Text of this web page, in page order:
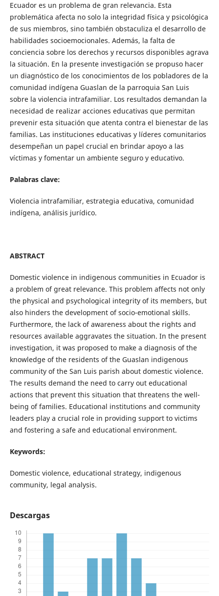
Ecuador es un problema de gran relevancia. Esta
problemática afecta no solo la integridad física y psicológica
de sus miembros, sino también obstaculiza el desarrollo de
habilidades socioemocionales. Además, la falta de
conciencia sobre los derechos y recursos disponibles agrava
la situación. En la presente investigación se propuso hacer
un diagnóstico de los conocimientos de los pobladores de la
comunidad indígena Guaslan de la parroquia San Luis
sobre la violencia intrafamiliar. Los resultados demandan la
necesidad de realizar acciones educativas que permitan
prevenir esta situación que atenta contra el bienestar de las
familias. Las instituciones educativas y líderes comunitarios
desempeñan un papel crucial en brindar apoyo a las
víctimas y fomentar un ambiente seguro y educativo.
Palabras clave:
Violencia intrafamiliar, estrategia educativa, comunidad
indígena, análisis jurídico.
ABSTRACT
Domestic violence in indigenous communities in Ecuador is
a problem of great relevance. This problem affects not only
the physical and psychological integrity of its members, but
also hinders the development of socio-emotional skills.
Furthermore, the lack of awareness about the rights and
resources available aggravates the situation. In the present
investigation, it was proposed to make a diagnosis of the
knowledge of the residents of the Guaslan indigenous
community of the San Luis parish about domestic violence.
The results demand the need to carry out educational
actions that prevent this situation that threatens the well-
being of families. Educational institutions and community
leaders play a crucial role in providing support to victims
and fostering a safe and educational environment.
Keywords:
Domestic violence, educational strategy, indigenous
community, legal analysis.
Descargas